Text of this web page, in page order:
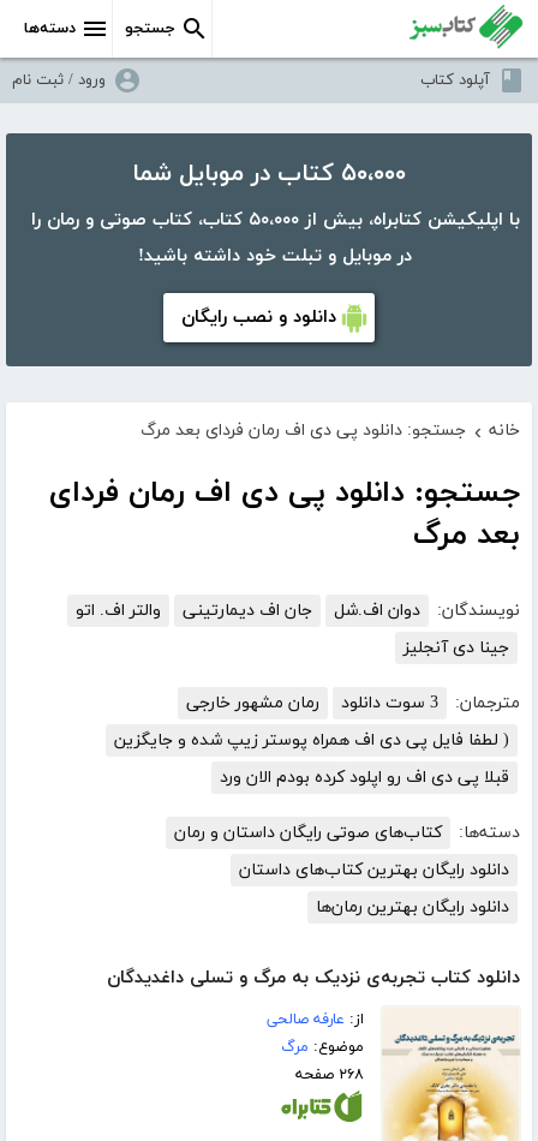
دسته‌ها جستجو
آپلود کتاب ورود / ثبت نام
۵۰،۰۰۰ کتاب در موبایل شما
با اپلیکیشن کتابراه، بیش از ۵۰،۰۰۰ کتاب، کتاب صوتی و رمان را
در موبایل و تبلت خود داشته باشید!
دانلود و نصب رایگان
خانه › جستجو: دانلود پی دی اف رمان فردای بعد مرگ
جستجو: دانلود پی دی اف رمان فردای
بعد مرگ
نویسندگان: دوان اف.شل جان اف دیمارتینی
والتر اف. اتو
جینا دی آنجلیز
مترجمان: 3 سوت دانلود
رمان مشهور خارجی
( لطفا فایل پی دی اف همراه پوستر زیپ شده و جایگزین
قبلا پی دی اف رو اپلود کرده بودم الان ورد
دسته‌ها:
کتاب‌های صوتی رایگان داستان و رمان
دانلود رایگان بهترین کتاب‌های داستان
دانلود رایگان بهترین رمان‌ها
دانلود کتاب تجربه‌ی نزدیک به مرگ و تسلی داغدیدگان
از: عارفه صالحی
موضوع: مرگ
۲۶۸ صفحه